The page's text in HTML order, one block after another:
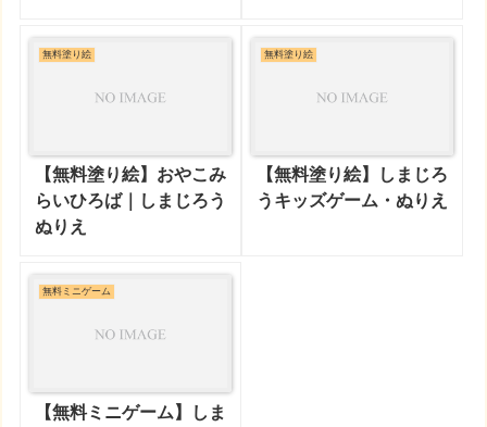
無料塗り絵
【無料塗り絵】おやこみ
らいひろば｜しまじろう
ぬりえ
無料塗り絵
【無料塗り絵】しまじろ
うキッズゲーム・ぬりえ
無料ミニゲーム
【無料ミニゲーム】しま